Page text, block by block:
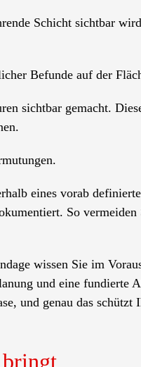
Schicht sichtbar
Befunde auf der
sichtbar gemacht.
eines vorab
So vermeiden
wissen Sie im
und eine fundierte
und genau das schützt
bringt